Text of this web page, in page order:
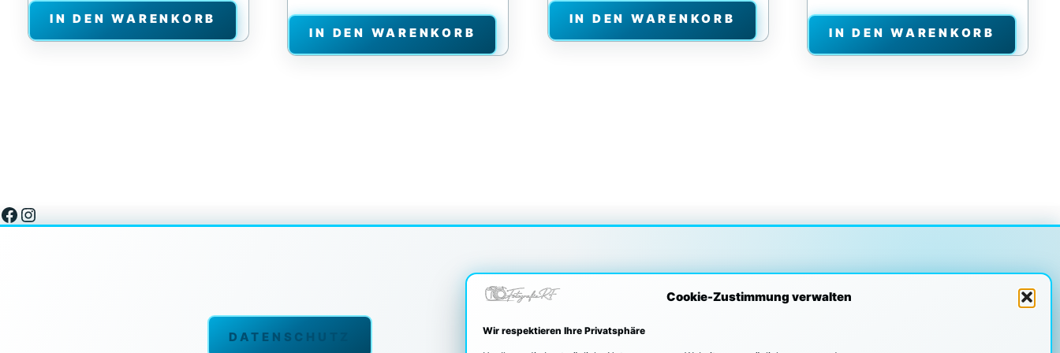
Cookie-Zustimmung verwalten
Wir respektieren Ihre Privatsphäre
IN DEN WARENKORB
IN DEN WARENKORB
IN DEN WARENKORB
IN DEN WARENKORB
Facebook
Instagram
DATENSCHUTZ UNSERE PARTNER/KUNDEN